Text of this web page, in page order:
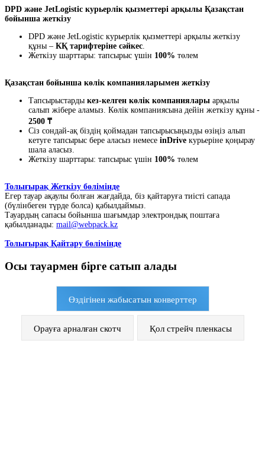
DPD және JetLogistic курьерлік қызметтері арқылы Қазақстан
бойынша жеткізу
DPD және JetLogistic курьерлік қызметтері арқылы жеткізу
құны – КҚ тарифтеріне сәйкес.
Жеткізу шарттары: тапсырыс үшін 100% төлем
Қазақстан бойынша көлік компанияларымен жеткізу
Тапсырыстарды кез-келген көлік компаниялары арқылы
салып жібере аламыз. Көлік компаниясына дейін жеткізу құны -
2500 ₸
Сіз сондай-ақ біздің қоймадан тапсырысыңызды өзіңіз алып
кетуге тапсырыс бере аласыз немесе inDrive курьеріне қоңырау
шала аласыз.
Жеткізу шарттары: тапсырыс үшін 100% төлем
Толығырақ Жеткізу бөлімінде
Егер тауар ақаулы болған жағдайда, біз қайтаруға тиісті сапада
(бүлінбеген түрде болса) қабылдаймыз.
Тауардың сапасы бойынша шағымдар электрондық поштаға
қабылданады: mail@webpack.kz
Толығырақ Қайтару бөлімінде
Осы тауармен бірге сатып алады
Өздігінен жабысатын конверттер
Орауға арналған скотч Қол стрейч пленкасы